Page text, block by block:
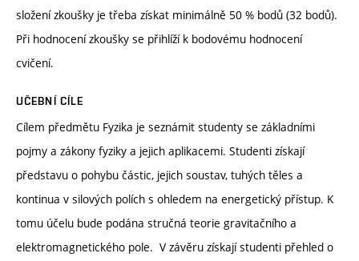
složení zkoušky je třeba získat minimálně 50 % bodů (32 bodů).
Při hodnocení zkoušky se přihlíží k bodovému hodnocení
cvičení.
UČEBNÍ CÍLE
Cílem předmětu Fyzika je seznámit studenty se základními
pojmy a zákony fyziky a jejich aplikacemi. Studenti získají
představu o pohybu částic, jejich soustav, tuhých těles a
kontinua v silových polích s ohledem na energetický přístup. K
tomu účelu bude podána stručná teorie gravitačního a
elektromagnetického pole. V závěru získají studenti přehled o